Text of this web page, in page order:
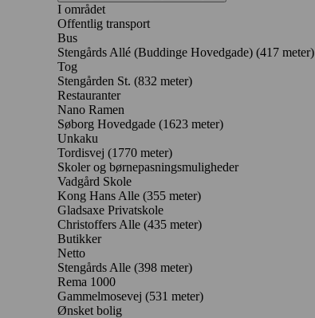
I området
Offentlig transport
Bus
Stengårds Allé (Buddinge Hovedgade) (417 meter)
Tog
Stengården St. (832 meter)
Restauranter
Nano Ramen
Søborg Hovedgade (1623 meter)
Unkaku
Tordisvej (1770 meter)
Skoler og børnepasningsmuligheder
Vadgård Skole
Kong Hans Alle (355 meter)
Gladsaxe Privatskole
Christoffers Alle (435 meter)
Butikker
Netto
Stengårds Alle (398 meter)
Rema 1000
Gammelmosevej (531 meter)
Ønsket bolig